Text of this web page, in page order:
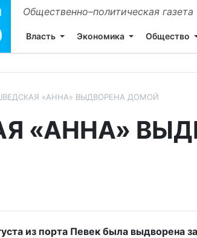
Общественно–политическая
Власть Экономика Общество
«АННА» ВЫДВОРЕНА ДОМОЙ
«АННА»
из порта Певек была выдворена